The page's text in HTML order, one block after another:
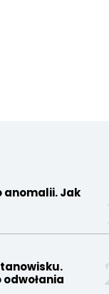
anomalii. Jak